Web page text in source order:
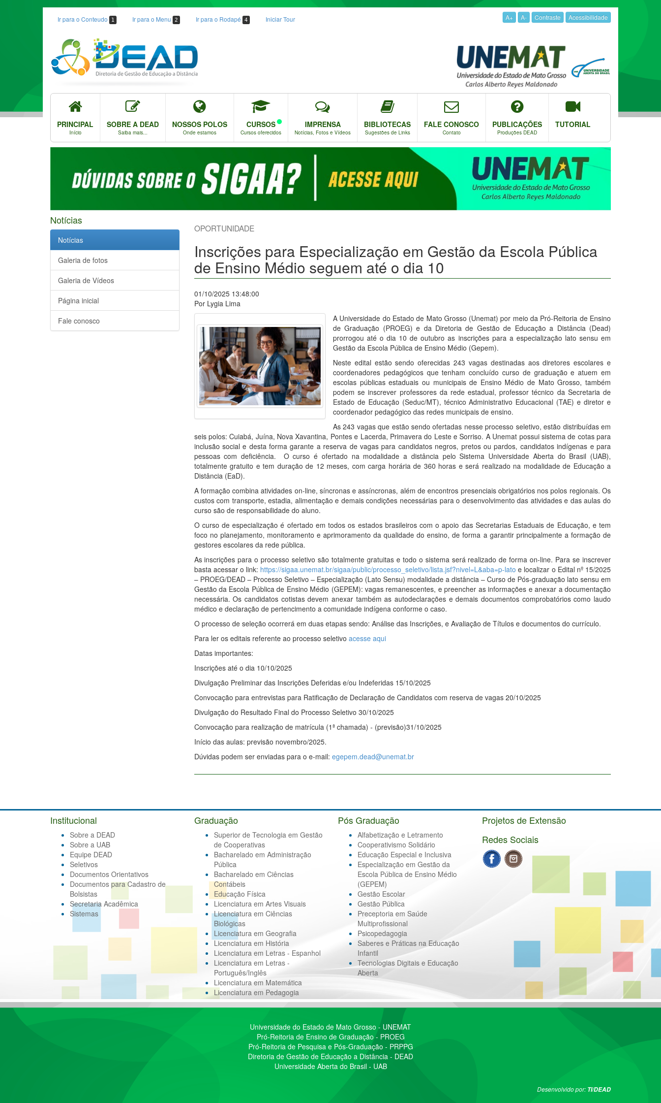
Ir para o Conteudo 1 Ir para o Menu 2 Ir para o Rodapé 4 Iniciar Tour A+ A- Contraste Acessibilidade
PRINCIPAL
Início
SOBRE A DEAD
Saiba mais...
NOSSOS POLOS
Onde estamos
CURSOS
Cursos oferecidos
IMPRENSA
Notícias, Fotos e Vídeos
BIBLIOTECAS
Sugestões de Links
FALE CONOSCO
Contato
PUBLICAÇÕES
Produções DEAD
TUTORIAL
Notícias
Notícias
Galeria de fotos
Galeria de Vídeos
Página inicial
Fale conosco
OPORTUNIDADE
Inscrições para Especialização em Gestão da Escola Pública
de Ensino Médio seguem até o dia 10
01/10/2025 13:48:00
Por Lygia Lima
A Universidade do Estado de Mato Grosso (Unemat) por meio da Pró-Reitoria de Ensino
de Graduação (PROEG) e da Diretoria de Gestão de Educação a Distância (Dead)
prorrogou até o dia 10 de outubro as inscrições para a especialização lato sensu em
Gestão da Escola Pública de Ensino Médio (Gepem).
Neste edital estão sendo oferecidas 243 vagas destinadas aos diretores escolares e
coordenadores pedagógicos que tenham concluído curso de graduação e atuem em
escolas públicas estaduais ou municipais de Ensino Médio de Mato Grosso, também
podem se inscrever professores da rede estadual, professor técnico da Secretaria de
Estado de Educação (Seduc/MT), técnico Administrativo Educacional (TAE) e diretor e
coordenador pedagógico das redes municipais de ensino.
As 243 vagas que estão sendo ofertadas nesse processo seletivo, estão distribuídas em
seis polos: Cuiabá, Juína, Nova Xavantina, Pontes e Lacerda, Primavera do Leste e Sorriso. A Unemat possui sistema de cotas para
inclusão social e desta forma garante a reserva de vagas para candidatos negros, pretos ou pardos, candidatos indígenas e para
pessoas com deficiência. O curso é ofertado na modalidade a distância pelo Sistema Universidade Aberta do Brasil (UAB),
totalmente gratuito e tem duração de 12 meses, com carga horária de 360 horas e será realizado na modalidade de Educação a
Distância (EaD).
A formação combina atividades on-line, síncronas e assíncronas, além de encontros presenciais obrigatórios nos polos regionais. Os
custos com transporte, estadia, alimentação e demais condições necessárias para o desenvolvimento das atividades e das aulas do
curso são de responsabilidade do aluno.
O curso de especialização é ofertado em todos os estados brasileiros com o apoio das Secretarias Estaduais de Educação, e tem
foco no planejamento, monitoramento e aprimoramento da qualidade do ensino, de forma a garantir principalmente a formação de
gestores escolares da rede pública.
As inscrições para o processo seletivo são totalmente gratuitas e todo o sistema será realizado de forma on-line. Para se inscrever
basta acessar o link: https://sigaa.unemat.br/sigaa/public/processo_seletivo/lista.jsf?nivel=L&aba=p-lato e localizar o Edital nº 15/2025
– PROEG/DEAD – Processo Seletivo – Especialização (Lato Sensu) modalidade a distância – Curso de Pós-graduação lato sensu em
Gestão da Escola Pública de Ensino Médio (GEPEM): vagas remanescentes, e preencher as informações e anexar a documentação
necessária. Os candidatos cotistas devem anexar também as autodeclarações e demais documentos comprobatórios como laudo
médico e declaração de pertencimento a comunidade indígena conforme o caso.
O processo de seleção ocorrerá em duas etapas sendo: Análise das Inscrições, e Avaliação de Títulos e documentos do currículo.
Para ler os editais referente ao processo seletivo acesse aqui
Datas importantes:
Inscrições até o dia 10/10/2025
Divulgação Preliminar das Inscrições Deferidas e/ou Indeferidas 15/10/2025
Convocação para entrevistas para Ratificação de Declaração de Candidatos com reserva de vagas 20/10/2025
Divulgação do Resultado Final do Processo Seletivo 30/10/2025
Convocação para realização de matrícula (1ª chamada) - (previsão)31/10/2025
Início das aulas: previsão novembro/2025.
Dúvidas podem ser enviadas para o e-mail: egepem.dead@unemat.br
Institucional
Sobre a DEAD
Sobre a UAB
Equipe DEAD
Seletivos
Documentos Orientativos
Documentos para Cadastro de
Bolsistas
Secretaria Acadêmica
Sistemas
Graduação
Superior de Tecnologia em Gestão
de Cooperativas
Bacharelado em Administração
Pública
Bacharelado em Ciências
Contábeis
Educação Física
Licenciatura em Artes Visuais
Licenciatura em Ciências
Biológicas
Licenciatura em Geografia
Licenciatura em História
Licenciatura em Letras - Espanhol
Licenciatura em Letras -
Português/Inglês
Licenciatura em Matemática
Licenciatura em Pedagogia
Pós Graduação
Alfabetização e Letramento
Cooperativismo Solidário
Educação Especial e Inclusiva
Especialização em Gestão da
Escola Pública de Ensino Médio
(GEPEM)
Gestão Escolar
Gestão Pública
Preceptoria em Saúde
Multiprofissional
Psicopedagogia
Saberes e Práticas na Educação
Infantil
Tecnologias Digitais e Educação
Aberta
Projetos de Extensão
Redes Sociais
Universidade do Estado de Mato Grosso - UNEMAT
Pró-Reitoria de Ensino de Graduação - PROEG
Pró-Reitoria de Pesquisa e Pós-Graduação - PRPPG
Diretoria de Gestão de Educação a Distância - DEAD
Universidade Aberta do Brasil - UAB
Desenvolvido por: TI/DEAD